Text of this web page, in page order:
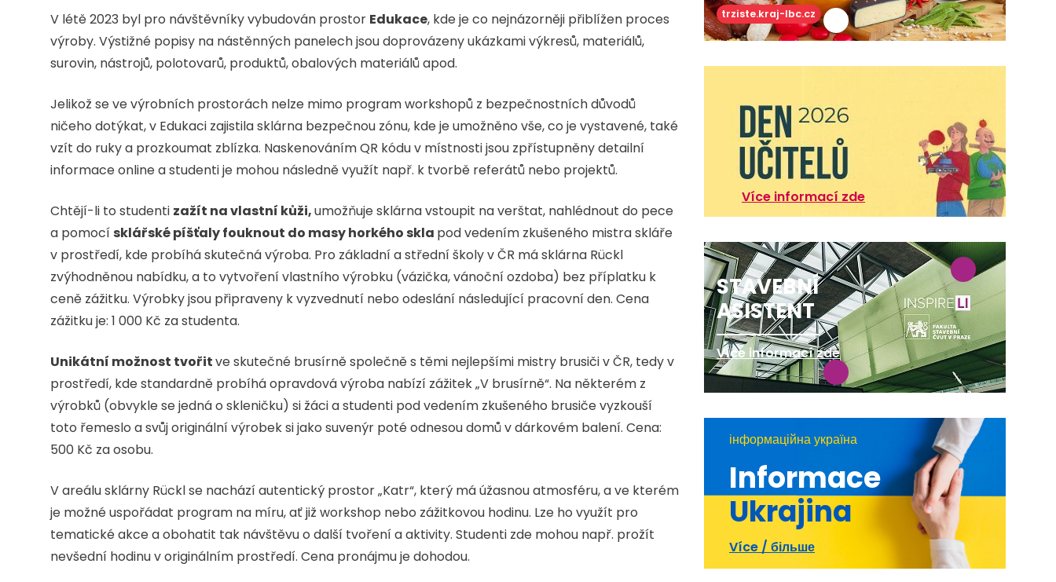
V létě 2023 byl pro návštěvníky vybudován prostor Edukace, kde je co nejnázorněji přiblížen proces
výroby. Výstižné popisy na nástěnných panelech jsou doprovázeny ukázkami výkresů, materiálů,
surovin, nástrojů, polotovarů, produktů, obalových materiálů apod.
Jelikož se ve výrobních prostorách nelze mimo program workshopů z bezpečnostních důvodů
ničeho dotýkat, v Edukaci zajistila sklárna bezpečnou zónu, kde je umožněno vše, co je vystavené, také
vzít do ruky a prozkoumat zblízka. Naskenováním QR kódu v místnosti jsou zpřístupněny detailní
informace online a studenti je mohou následně využít např. k tvorbě referátů nebo projektů.
Chtějí-li to studenti zažít na vlastní kůži,umožňuje sklárna vstoupit na verštat, nahlédnout do pece
a pomocí sklářské píšťaly fouknout do masy horkého skla pod vedením zkušeného mistra skláře
v prostředí, kde probíhá skutečná výroba. Pro základní a střední školy v ČR má sklárna Rückl
zvýhodněnou nabídku, a to vytvoření vlastního výrobku (vázička, vánoční ozdoba) bez příplatku k
ceně zážitku. Výrobky jsou připraveny k vyzvednutí nebo odeslání následující pracovní den. Cena
zážitku je: 1 000 Kč za studenta.
Unikátní možnost tvořitve skutečné brusírně společně s těmi nejlepšími mistry brusiči v ČR, tedy v
prostředí, kde standardně probíhá opravdová výroba nabízí zážitek „V brusírně“. Na některém z
výrobků (obvykle se jedná o skleničku) si žáci a studenti pod vedením zkušeného brusiče vyzkouší
toto řemeslo a svůj originální výrobek si jako suvenýr poté odnesou domů v dárkovém balení. Cena:
500 Kč za osobu.
V areálu sklárny Rückl se nachází autentický prostor „Katr“, který má úžasnou atmosféru, a ve kterém
je možné uspořádat program na míru, ať již workshop nebo zážitkovou hodinu. Lze ho využít pro
tematické akce a obohatit tak návštěvu o další tvoření a aktivity. Studenti zde mohou např. prožít
nevšední hodinu v originálním prostředí. Cena pronájmu je dohodou.
trziste.kraj-lbc.cz
Více informací zde
STAVEBNÍ
ASISTENT
Více informací zde
інформаційна україна
Informace
Ukrajina
Více / більше